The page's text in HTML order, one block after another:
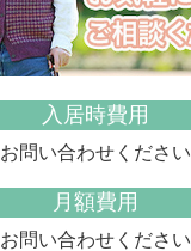
入居時費用
お問い合わせください
月額費用
お問い合わせください